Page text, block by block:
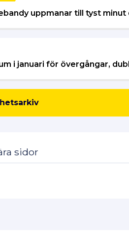
uppmanar till tyst
i januari för övergångar,
sidor